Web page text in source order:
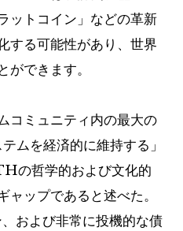
ットコイン」などの革新
する可能性があり、世界
ができます。
コミュニティ内の最大の
ムを経済的に維持する」
の哲学的および文化的
ャップであると述べた。
および非常に投機的な債